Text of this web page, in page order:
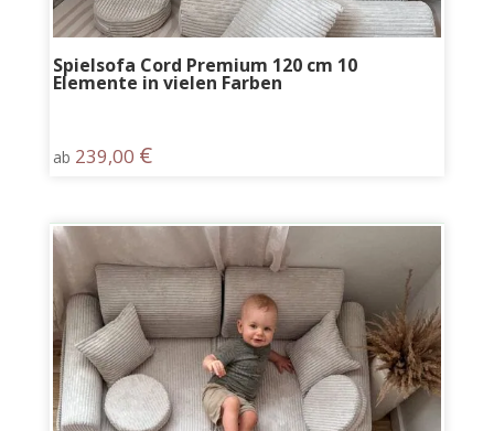
Spielsofa Cord Premium 120 cm 10
Elemente in vielen Farben
ab 239,00 €